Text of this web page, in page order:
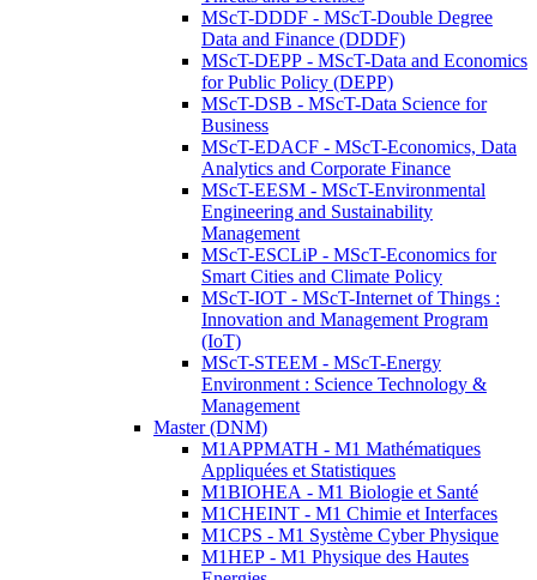
MScT-DDDF - MScT-Double Degree
Data and Finance (DDDF)
MScT-DEPP - MScT-Data and Economics
for Public Policy (DEPP)
MScT-DSB - MScT-Data Science for
Business
MScT-EDACF - MScT-Economics, Data
Analytics and Corporate Finance
MScT-EESM - MScT-Environmental
Engineering and Sustainability
Management
MScT-ESCLiP - MScT-Economics for
Smart Cities and Climate Policy
MScT-IOT - MScT-Internet of Things :
Innovation and Management Program
(IoT)
MScT-STEEM - MScT-Energy
Environment : Science Technology &
Management
Master (DNM)
M1APPMATH - M1 Mathématiques
Appliquées et Statistiques
M1BIOHEA - M1 Biologie et Santé
M1CHEINT - M1 Chimie et Interfaces
M1CPS - M1 Système Cyber Physique
M1HEP - M1 Physique des Hautes